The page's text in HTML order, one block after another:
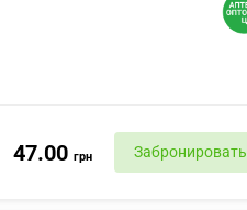
47.00 грн Забронировать